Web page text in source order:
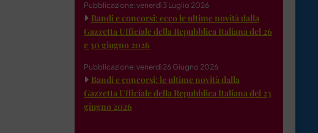
Pubblicazione: venerdì 3 Luglio 2026
Bandi e concorsi: ecco le ultime novità dalla
Gazzetta Ufficiale della Repubblica Italiana del 26
e 30 giugno 2026
Pubblicazione: venerdì 26 Giugno 2026
Bandi e concorsi: le ultime novità dalla
Gazzetta Ufficiale della Repubblica Italiana del 23
giugno 2026